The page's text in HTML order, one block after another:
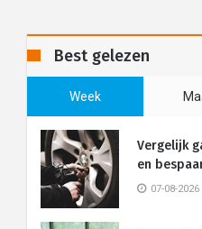
Best gelezen
Week
Vergelijk
en
07-08-2026